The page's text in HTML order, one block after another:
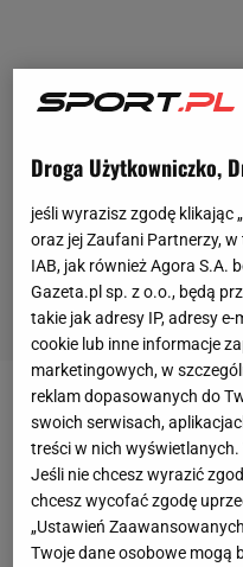
Jakub Kosecki
2024 roku. Jego
ogłaszany był jako
wielkie wzmocnienie
obecność tak
Droga Użytkowniczko,
jeśli wyrazisz zgodę klikając
oraz jej Zaufani Partnerzy, w
IAB, jak również Agora S.A.
Gazeta.pl sp. z o.o., będą
takie jak adresy IP, adresy
cookie lub inne informacje
marketingowych, w
reklam dopasowanych do
swoich serwisach,
treści w nich
Jeśli nie chcesz wyrazić
chcesz wycofać zgodę
„Ustawień
Twoje dane osobowe mogą